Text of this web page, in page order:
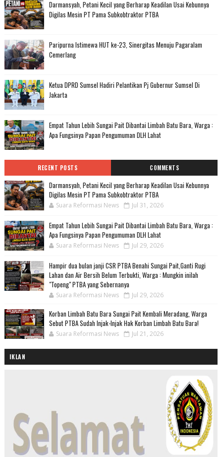
Darmansyah, Petani Kecil yang Berharap Keadilan Usai Kebunnya
Digilas Mesin PT Pama Subkobtraktor PTBA
Paripurna Istimewa HUT ke-23, Sinergitas Menuju Pagaralam
Cemerlang
Ketua DPRD Sumsel Hadiri Pelantikan Pj Gubernur Sumsel Di
Jakarta
Empat Tahun Lebih Sungai Pait Dibantai Limbah Batu Bara, Warga :
Apa Fungsinya Papan Pengumuman DLH Lahat
RECENT POSTS COMMENTS
Darmansyah, Petani Kecil yang Berharap Keadilan Usai Kebunnya
Digilas Mesin PT Pama Subkobtraktor PTBA
Suara Reformasi News Jul 31, 2026
Empat Tahun Lebih Sungai Pait Dibantai Limbah Batu Bara, Warga :
Apa Fungsinya Papan Pengumuman DLH Lahat
Suara Reformasi News Jul 29, 2026
Hampir dua bulan janji CSR PTBA Benahi Sungai Pait,Ganti Rugi
Lahan dan Air Bersih Belum Terbukti, Warga : Mungkin inilah
"Topeng" PTBA yang Sebernanya
Suara Reformasi News Jul 29, 2026
Korban Limbah Batu Bara Sungai Pait Kembali Meradang, Warga
Sebut PTBA Sudah Injak-Injak Hak Korban Limbah Batu Bara!
Suara Reformasi News Jul 21, 2026
IKLAN